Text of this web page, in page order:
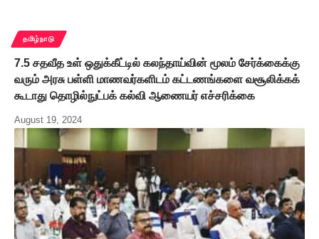
தமிழ்நாடு
7.5 சதவீத உள் ஒதுக்கீட்டில் கலந்தாய்வின் மூலம் சேர்க்கைக்கு
வரும் அரசு பள்ளி மாணவர்களிடம் கட்டணங்களை வசூலிக்கக்
கூடாது தொழில்நுட்பக் கல்வி ஆணையர் எச்சரிக்கை
August 19, 2024